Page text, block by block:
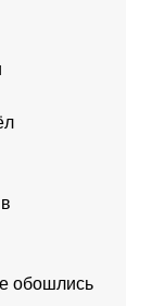
обошлись